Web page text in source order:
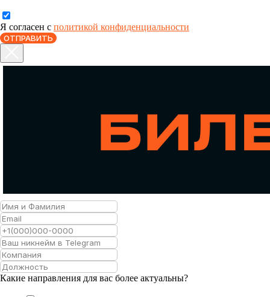
Я согласен с политикой конфиденциальности
ОТПРАВИТЬ
Какие направления для вас более актуальны?
СКАЧАТЬ ПРОГРАММУ
ИНФОРМАЦИОННЫЕ
ПАРТНЕРЫ